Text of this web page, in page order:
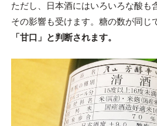
ただし、日本酒にはいろいろな酸も
その影響も受けます。糖の数が同じ
「甘口」と判断されます。